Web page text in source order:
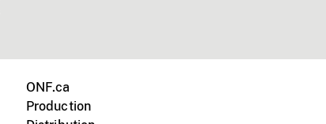
ONF.ca
Production